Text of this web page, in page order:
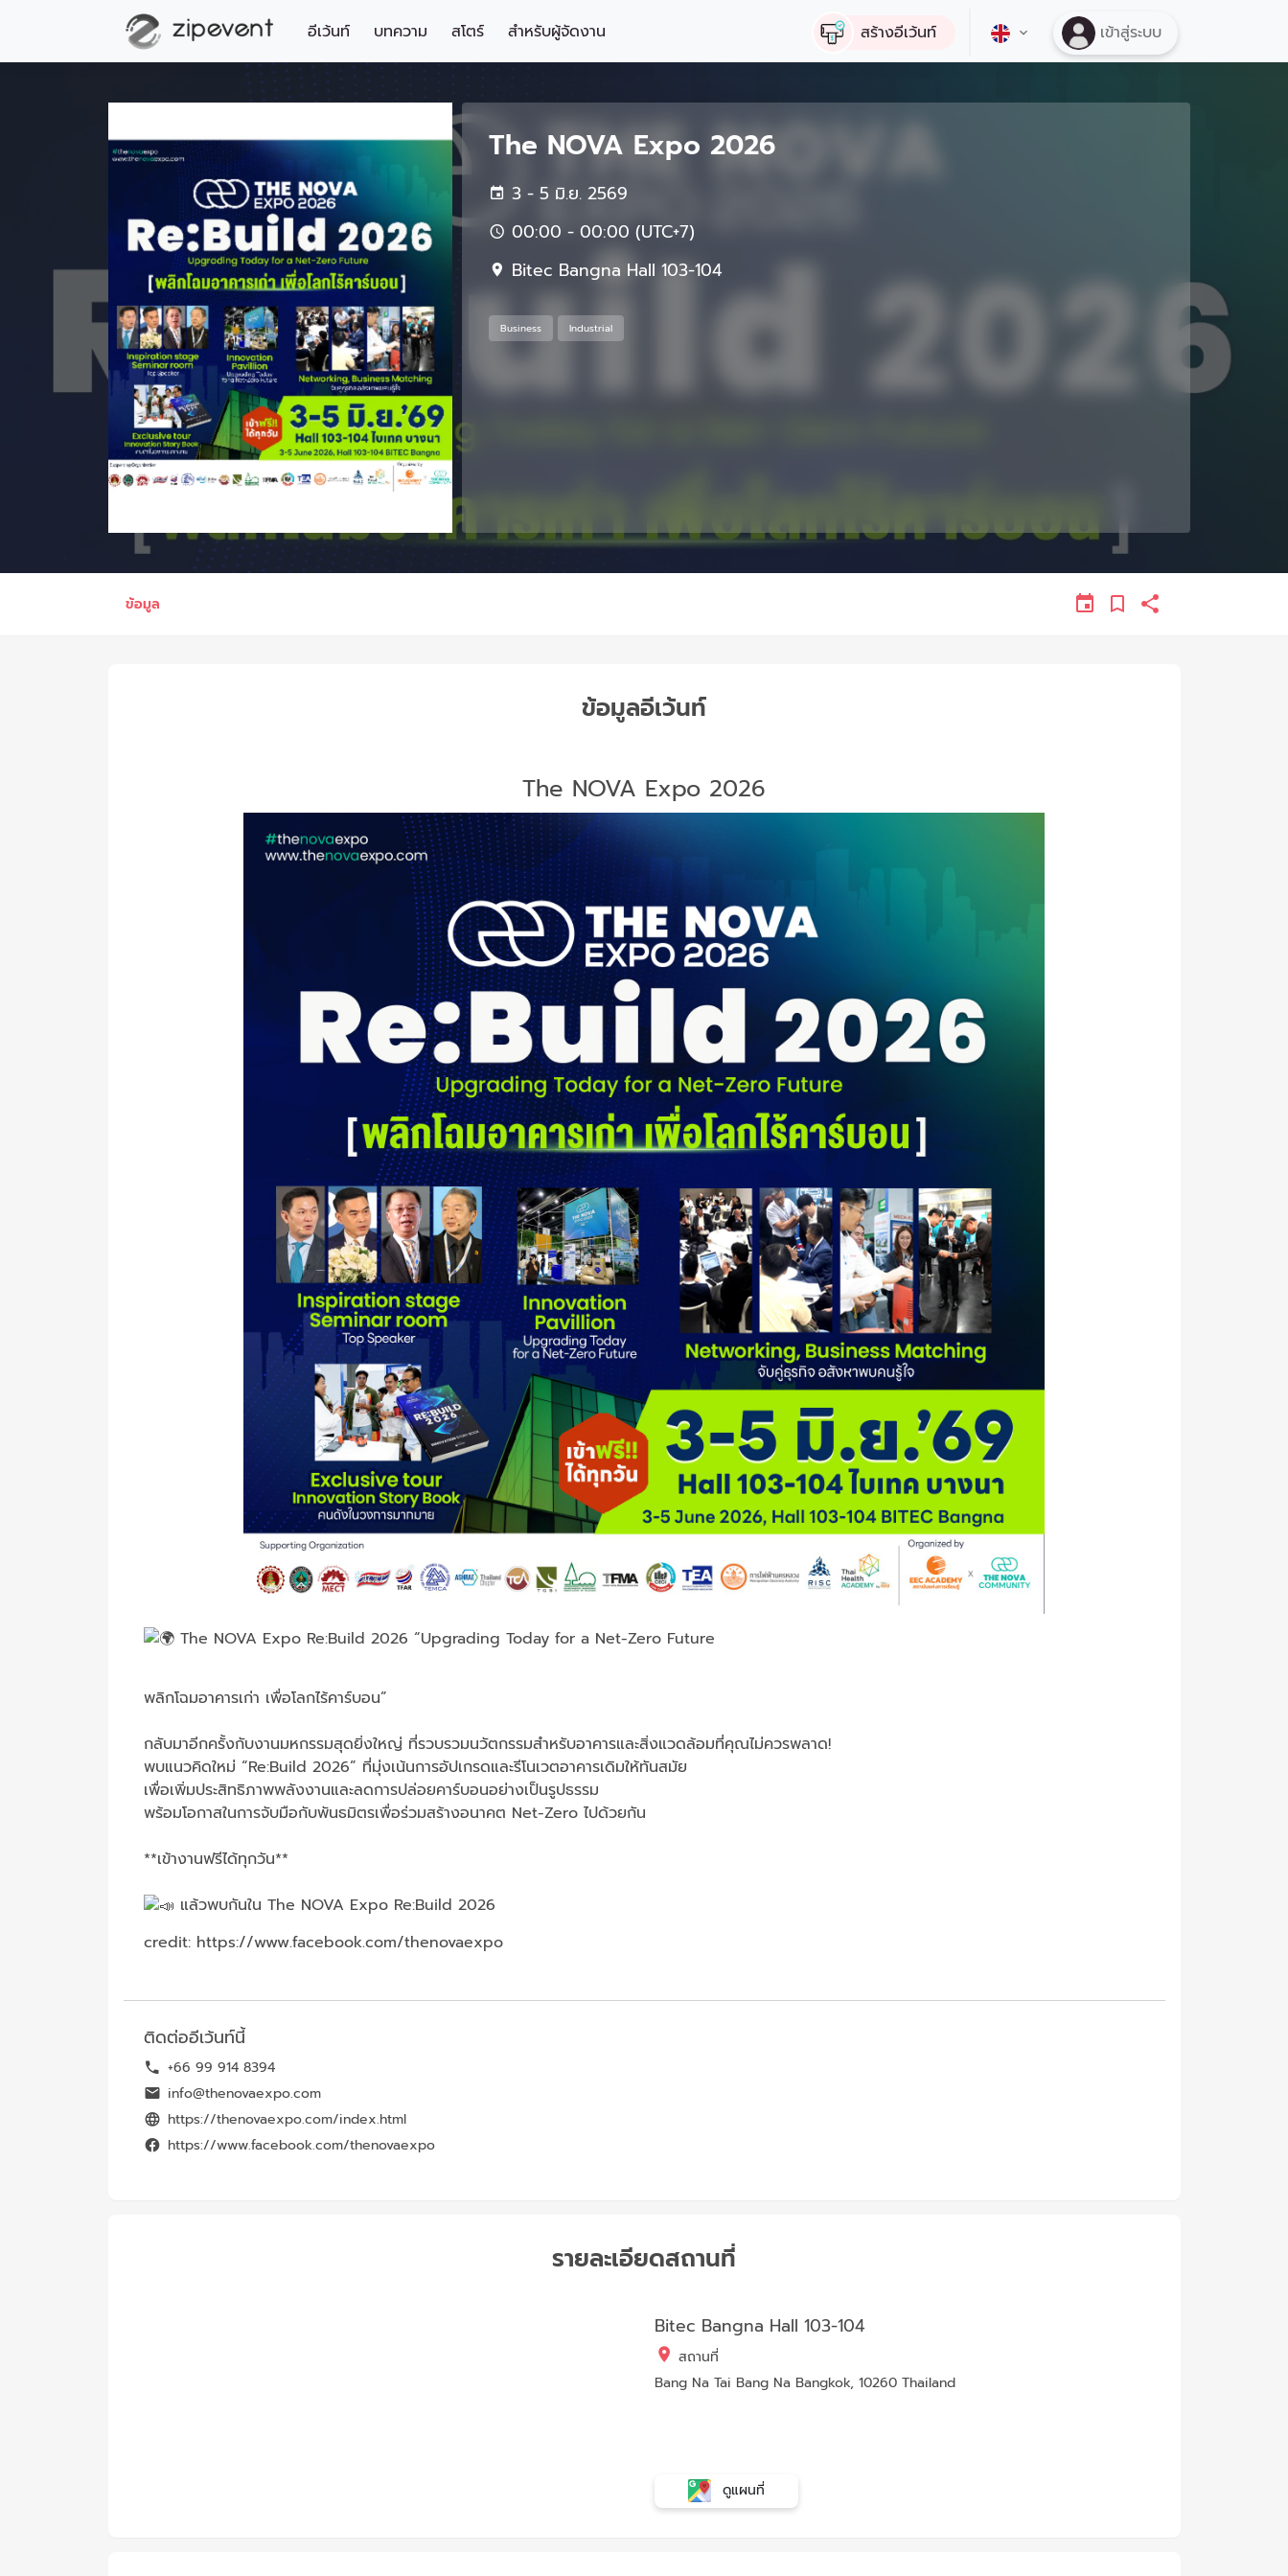
อีเว้นท์ บทความ สโตร์ สำหรับผู้จัดงาน สร้างอีเว้นท์ เข้าสู่ระบบ
The NOVA Expo 2026
3 - 5 มิ.ย. 2569
00:00 - 00:00 (UTC+7)
Bitec Bangna Hall 103-104
Business Industrial
ข้อมูล
ข้อมูลอีเว้นท์
The NOVA Expo 2026
The NOVA Expo Re:Build 2026 “Upgrading Today for a Net-Zero Future
พลิกโฉมอาคารเก่า เพื่อโลกไร้คาร์บอน”
กลับมาอีกครั้งกับงานมหกรรมสุดยิ่งใหญ่ ที่รวบรวมนวัตกรรมสำหรับอาคารและสิ่งแวดล้อมที่คุณไม่ควรพลาด!
พบแนวคิดใหม่ “Re:Build 2026” ที่มุ่งเน้นการอัปเกรดและรีโนเวตอาคารเดิมให้ทันสมัย
เพื่อเพิ่มประสิทธิภาพพลังงานและลดการปล่อยคาร์บอนอย่างเป็นรูปธรรม
พร้อมโอกาสในการจับมือกับพันธมิตรเพื่อร่วมสร้างอนาคต Net-Zero ไปด้วยกัน
**เข้างานฟรีได้ทุกวัน**
แล้วพบกันใน The NOVA Expo Re:Build 2026
credit: https://www.facebook.com/thenovaexpo
ติดต่ออีเว้นท์นี้
+66 99 914 8394
info@thenovaexpo.com
https://thenovaexpo.com/index.html
https://www.facebook.com/thenovaexpo
รายละเอียดสถานที่
Bitec Bangna Hall 103-104
สถานที่
Bang Na Tai Bang Na Bangkok, 10260 Thailand
ดูแผนที่